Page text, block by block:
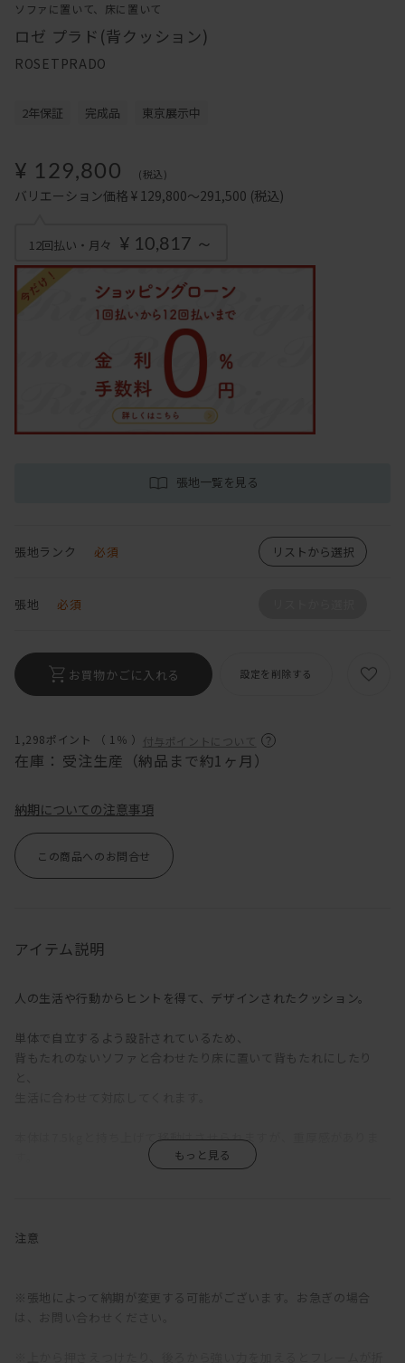
ソファに置いて、床に置いて
ロゼ プラド(背クッション)
ROSETPRADO
1,298ポイント （ 1％ ） 付与ポイントについて
在庫： 受注生産（納品まで約1ヶ月）
2年保証 完成品 東京展示中
¥ 129,800 (税込)
バリエーション価格 ¥ 129,800～291,500 (税込)
12回払い・月々 ¥ 10,817 ～
張地一覧を見る
張地ランク 必須 リストから選択
張地 必須
お買物かごに入れる 設定を削除する
納期についての注意事項
この商品へのお問合せ
アイテム説明
人の生活や行動からヒントを得て、デザインされたクッション。
単体で自立するよう設計されているため、
背もたれのないソファと合わせたり床に置いて背もたれにしたり
本体は7.5kgと持ち上げて移動はさせられますが、重厚感がありま
カラーバリエーションの豊富なため、
注意
※張地によって納期が変更する可能がございます。お急ぎの場合